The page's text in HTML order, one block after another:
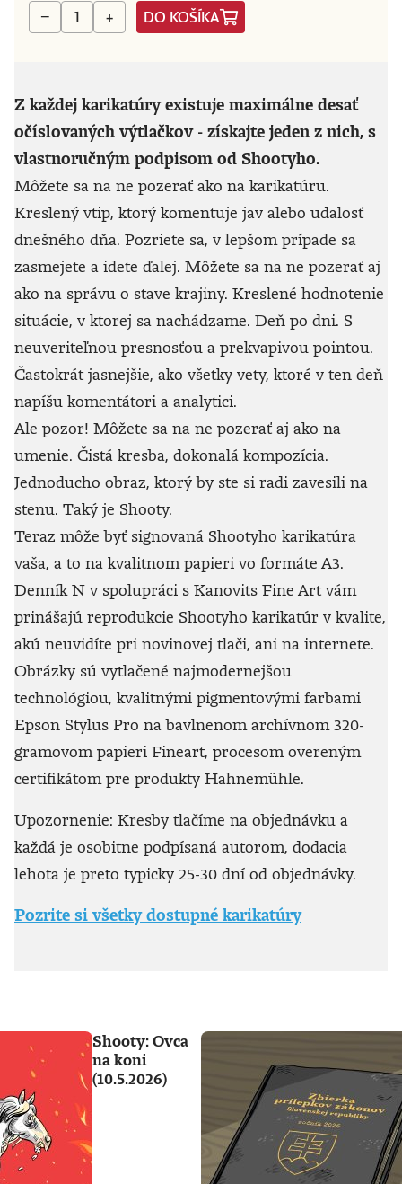
− + DO KOŠÍKA
Z každej karikatúry existuje maximálne desať
očíslovaných výtlačkov - získajte jeden z nich, s
vlastnoručným podpisom od Shootyho.
Môžete sa na ne pozerať ako na karikatúru.
Kreslený vtip, ktorý komentuje jav alebo udalosť
dnešného dňa. Pozriete sa, v lepšom prípade sa
zasmejete a idete ďalej. Môžete sa na ne pozerať aj
ako na správu o stave krajiny. Kreslené hodnotenie
situácie, v ktorej sa nachádzame. Deň po dni. S
neuveriteľnou presnosťou a prekvapivou pointou.
Častokrát jasnejšie, ako všetky vety, ktoré v ten deň
napíšu komentátori a analytici.
Ale pozor! Môžete sa na ne pozerať aj ako na
umenie. Čistá kresba, dokonalá kompozícia.
Jednoducho obraz, ktorý by ste si radi zavesili na
stenu. Taký je Shooty.
Teraz môže byť signovaná Shootyho karikatúra
vaša, a to na kvalitnom papieri vo formáte A3.
Denník N v spolupráci s Kanovits Fine Art vám
prinášajú reprodukcie Shootyho karikatúr v kvalite,
akú neuvidíte pri novinovej tlači, ani na internete.
Obrázky sú vytlačené najmodernejšou
technológiou, kvalitnými pigmentovými farbami
Epson Stylus Pro na bavlnenom archívnom 320-
gramovom papieri Fineart, procesom overeným
certifikátom pre produkty Hahnemühle.
Upozornenie: Kresby tlačíme na objednávku a
každá je osobitne podpísaná autorom, dodacia
lehota je preto typicky 25-30 dní od objednávky.
Pozrite si všetky dostupné karikatúry
Shooty: Ovca
na koni
(10.5.2026)